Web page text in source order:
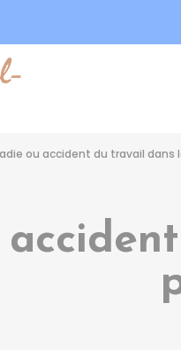
ou accident du travail dans